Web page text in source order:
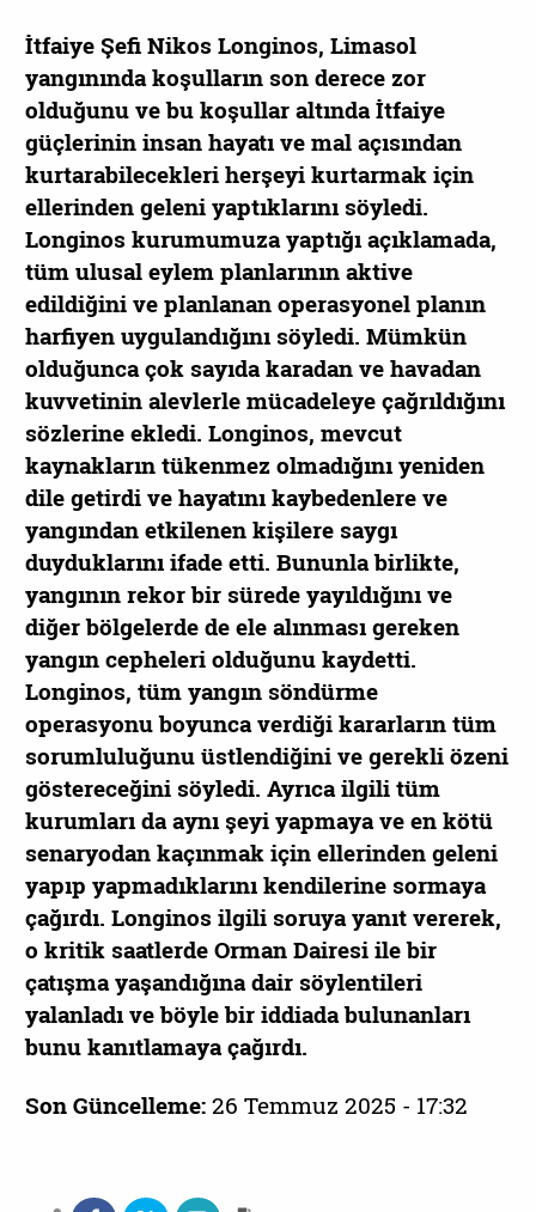
İtfaiye Şefi Nikos Longinos, Limasol
yangınında koşulların son derece zor
olduğunu ve bu koşullar altında İtfaiye
güçlerinin insan hayatı ve mal açısından
kurtarabilecekleri herşeyi kurtarmak için
ellerinden geleni yaptıklarını söyledi.
Longinos kurumumuza yaptığı açıklamada,
tüm ulusal eylem planlarının aktive
edildiğini ve planlanan operasyonel planın
harfiyen uygulandığını söyledi. Mümkün
olduğunca çok sayıda karadan ve havadan
kuvvetinin alevlerle mücadeleye çağrıldığını
sözlerine ekledi. Longinos, mevcut
kaynakların tükenmez olmadığını yeniden
dile getirdi ve hayatını kaybedenlere ve
yangından etkilenen kişilere saygı
duyduklarını ifade etti. Bununla birlikte,
yangının rekor bir sürede yayıldığını ve
diğer bölgelerde de ele alınması gereken
yangın cepheleri olduğunu kaydetti.
Longinos, tüm yangın söndürme
operasyonu boyunca verdiği kararların tüm
sorumluluğunu üstlendiğini ve gerekli özeni
göstereceğini söyledi. Ayrıca ilgili tüm
kurumları da aynı şeyi yapmaya ve en kötü
senaryodan kaçınmak için ellerinden geleni
yapıp yapmadıklarını kendilerine sormaya
çağırdı. Longinos ilgili soruya yanıt vererek,
o kritik saatlerde Orman Dairesi ile bir
çatışma yaşandığına dair söylentileri
yalanladı ve böyle bir iddiada bulunanları
bunu kanıtlamaya çağırdı.
Son Güncelleme:26 Temmuz 2025 - 17:32